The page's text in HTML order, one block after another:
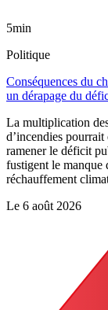
5min
Politique
Conséquences du
un dérapage du
La multiplication
d’incendies
ramener le déficit
fustigent le manque
réchauffement
Le 6 août 2026